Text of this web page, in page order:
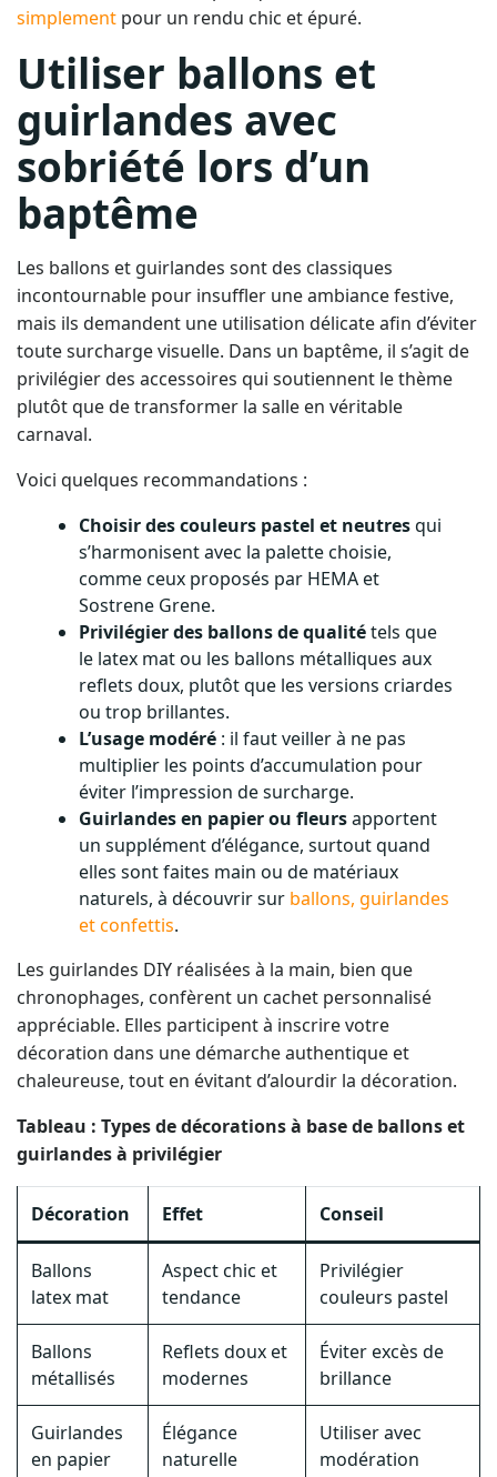
simplement pour un rendu chic et épuré.
Utiliser ballons et
guirlandes avec
sobriété lors d’un
baptême
Les ballons et guirlandes sont des classiques
incontournable pour insuffler une ambiance festive,
mais ils demandent une utilisation délicate afin d’éviter
toute surcharge visuelle. Dans un baptême, il s’agit de
privilégier des accessoires qui soutiennent le thème
plutôt que de transformer la salle en véritable
carnaval.
Voici quelques recommandations :
Choisir des couleurs pastel et neutresqui
s’harmonisent avec la palette choisie,
comme ceux proposés par HEMA et
Sostrene Grene.
Privilégier des ballons de qualitétels que
le latex mat ou les ballons métalliques aux
reflets doux, plutôt que les versions criardes
ou trop brillantes.
L’usage modéré : il faut veiller à ne pas
multiplier les points d’accumulation pour
éviter l’impression de surcharge.
Guirlandes en papier ou fleursapportent
un supplément d’élégance, surtout quand
elles sont faites main ou de matériaux
naturels, à découvrir sur ballons, guirlandes
et confettis.
Les guirlandes DIY réalisées à la main, bien que
chronophages, confèrent un cachet personnalisé
appréciable. Elles participent à inscrire votre
décoration dans une démarche authentique et
chaleureuse, tout en évitant d’alourdir la décoration.
Tableau : Types de décorations à base de ballons et
guirlandes à privilégier
Décoration Effet Conseil
Ballons
latex mat
Aspect chic et
tendance
Privilégier
couleurs pastel
Ballons
métallisés
Reflets doux et
modernes
Éviter excès de
brillance
Guirlandes
en papier
Élégance
naturelle
Utiliser avec
modération